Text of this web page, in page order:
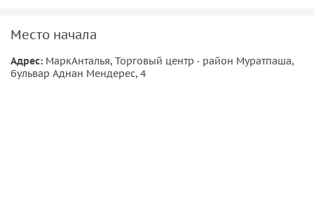
которые создадите сами.
Место начала
Адрес: МаркАнталья, Торговый центр · район Муратпаша,
бульвар Аднан Мендерес, 4